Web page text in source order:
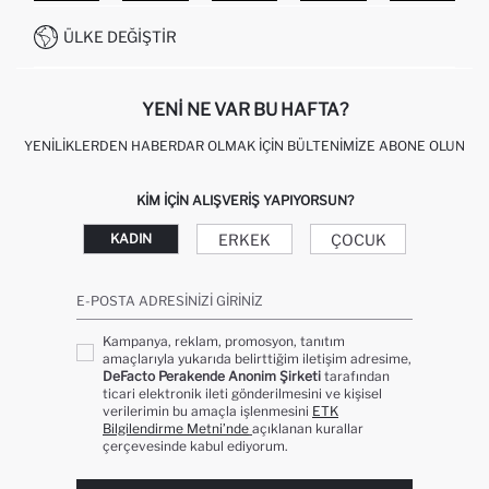
İŞLEM REHBERI
KAMPANYALAR
0850 333 22 86
ÜLKE DEĞIŞTIR
YENI NE VAR BU HAFTA?
YENILIKLERDEN HABERDAR OLMAK İÇIN BÜLTENIMIZE ABONE OLUN
KIM IÇIN ALIŞVERIŞ YAPIYORSUN?
KADIN ERKEK ÇOCUK
E-POSTA ADRESINIZI GIRINIZ
Kampanya, reklam, promosyon, tanıtım
amaçlarıyla yukarıda belirttiğim iletişim adresime,
DeFacto Perakende Anonim Şirketi tarafından
ticari elektronik ileti gönderilmesini ve kişisel
verilerimin bu amaçla işlenmesini ETK
Bilgilendirme Metni’nde açıklanan kurallar
çerçevesinde kabul ediyorum.